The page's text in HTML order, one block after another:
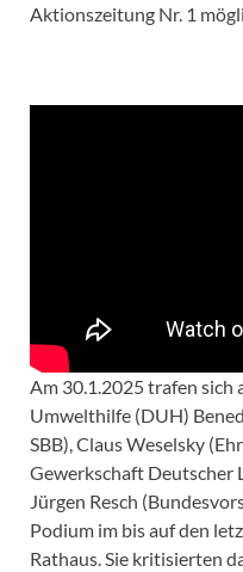
Aktionszeitung Nr. 1
Am 30.1.2025 trafen
Umwelthilfe (DUH)
SBB), Claus Weselsky
Gewerkschaft Deutscher
Jürgen Resch
Podium im bis auf den
Rathaus. Sie kritisierten